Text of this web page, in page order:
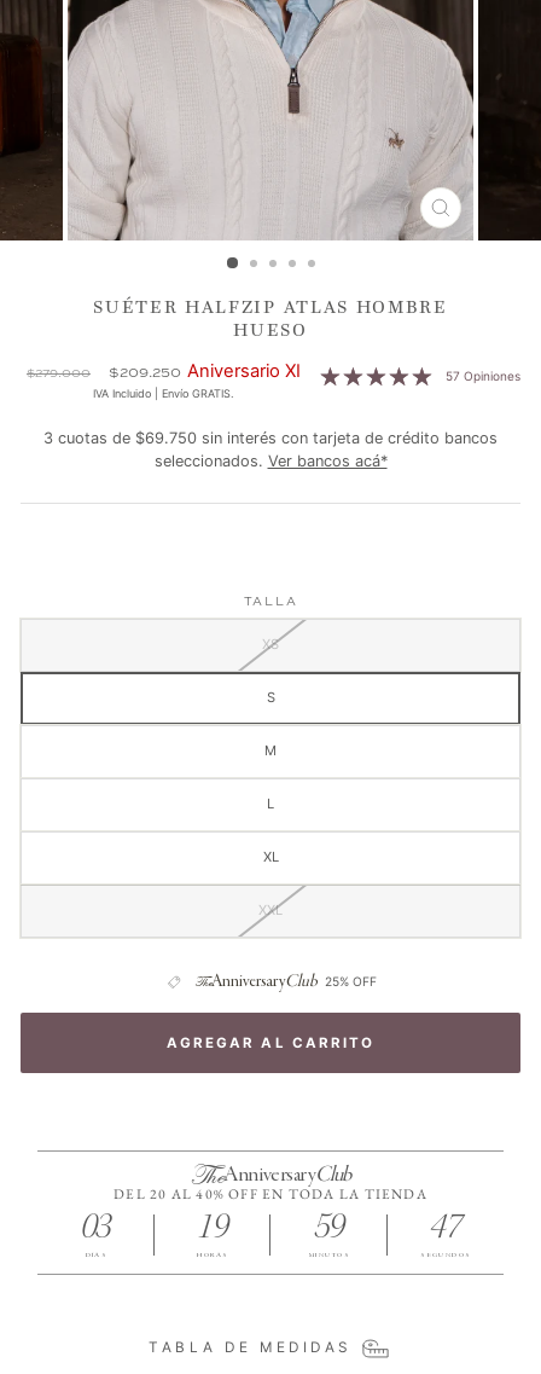
CERRAR
(ESC)
SUÉTER HALFZIP ATLAS HOMBRE
HUESO
57 Opiniones
Precio
$279.000
Precio
de
$209.250 Aniversario XI
IVA Incluido | Envío GRATIS.
3 cuotas de $69.750 sin interés con tarjeta de crédito bancos
seleccionados. Ver bancos acá*
TALLA
XS
S
M
L
XL
XXL
TheAnniversaryClub25% OFF
AGREGAR AL CARRITO
TheAnniversaryClub
DEL 20 AL 40% OFF EN TODA LA TIENDA
03
DÍAS
19
HORAS
59
MINUTOS
47
SEGUNDOS
TABLA DE MEDIDAS